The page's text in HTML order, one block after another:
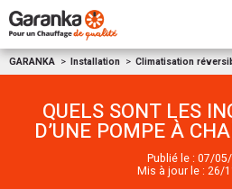
GARANKA Installation Climatisation
QUELS SONT LES
D’UNE POMPE À
Publié le : 07/
Mis à jour le : 26/